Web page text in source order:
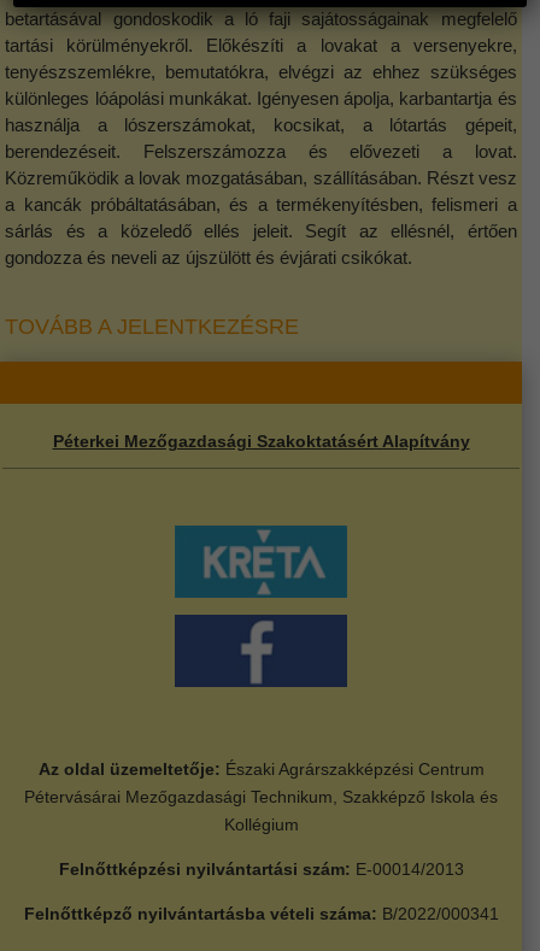
betartásával gondoskodik a ló faji sajátosságainak megfelelő
tartási körülményekről. Előkészíti a lovakat a versenyekre,
tenyészszemlékre, bemutatókra, elvégzi az ehhez szükséges
különleges lóápolási munkákat. Igényesen ápolja, karbantartja és
használja a lószerszámokat, kocsikat, a lótartás gépeit,
berendezéseit. Felszerszámozza és elővezeti a lovat.
Közreműködik a lovak mozgatásában, szállításában. Részt vesz
a kancák próbáltatásában, és a termékenyítésben, felismeri a
sárlás és a közeledő ellés jeleit. Segít az ellésnél, értően
gondozza és neveli az újszülött és évjárati csikókat.
TOVÁBB A JELENTKEZÉSRE
Péterkei Mezőgazdasági Szakoktatásért Alapítvány
Az oldal üzemeltetője: Északi Agrárszakképzési Centrum
Pétervásárai Mezőgazdasági Technikum, Szakképző Iskola és
Kollégium
Felnőttképzési nyilvántartási szám: E-00014/2013
Felnőttképző nyilvántartásba vételi száma: B/2022/000341